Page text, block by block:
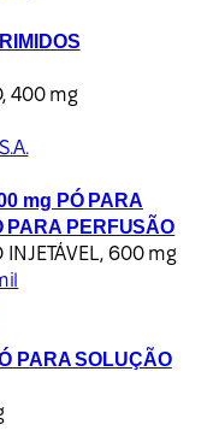
400 mg
mg PÓ PARA
PARA PERFUSÃO
INJETÁVEL, 600 mg
PARA SOLUÇÃO